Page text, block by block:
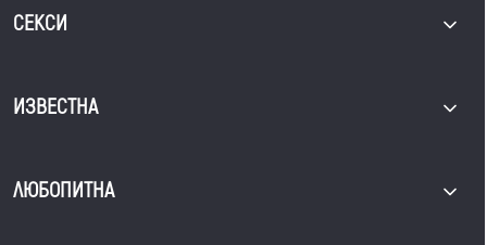
СЕКСИ
ИЗВЕСТНА
ЛЮБОПИТНА